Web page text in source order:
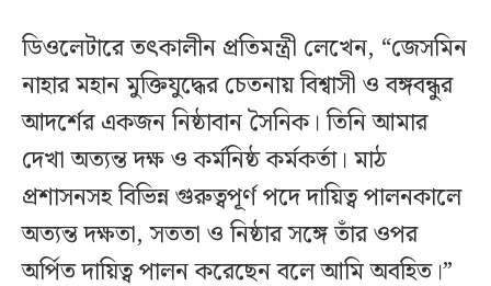
ডিওলেটারে তৎকালীন প্রতিমন্ত্রী লেখেন, “জেসমিন
নাহার মহান মুক্তিযুদ্ধের চেতনায় বিশ্বাসী ও বঙ্গবন্ধুর
আদর্শের একজন নিষ্ঠাবান সৈনিক। তিনি আমার
দেখা অত্যন্ত দক্ষ ও কর্মনিষ্ঠ কর্মকর্তা। মাঠ
প্রশাসনসহ বিভিন্ন গুরুত্বপূর্ণ পদে দায়িত্ব পালনকালে
অত্যন্ত দক্ষতা, সততা ও নিষ্ঠার সঙ্গে তাঁর ওপর
অর্পিত দায়িত্ব পালন করেছেন বলে আমি অবহিত।”